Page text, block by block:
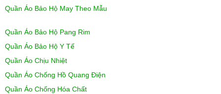
Quần Áo Bảo Hộ May Theo Mẫu
Quần Áo Bảo Hộ Pang Rim
Quần Áo Bảo Hộ Y Tế
Quần Áo Chịu Nhiệt
Quần Áo Chống Hồ Quang Điện
Quần Áo Chống Hóa Chất